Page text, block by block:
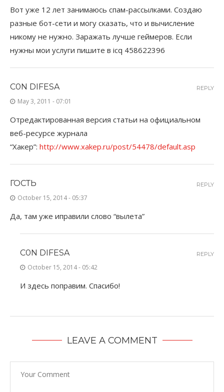
Вот уже 12 лет занимаюсь спам-рассылками. Создаю
разные бот-сети и могу сказать, что и вычисление
никому не нужно. Заражать лучше геймеров. Если
нужны мои услуги пишите в icq 458622396
C0N DIFESA
May 3, 2011 - 07:01
Отредактированная версия статьи на официальном
веб-ресурсе журнала
“Хакер”: http://www.xakep.ru/post/54478/default.asp
REPLY
ГОСТЬ
October 15, 2014 - 05:37
Да, там уже иправили слово “вылета”
REPLY
C0N DIFESA
October 15, 2014 - 05:42
И здесь поправим. Спасибо!
REPLY
LEAVE A COMMENT